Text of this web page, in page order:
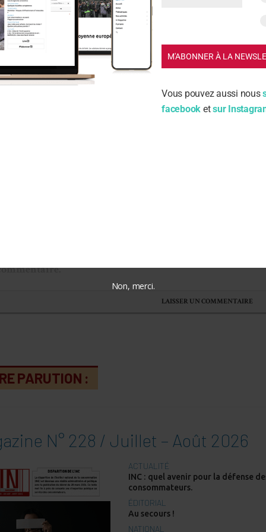
PARUTION :
N° 228 / Juillet – Août 2026
ACTUALITÉ
INC : quel avenir pour la défense
consommateurs.
ÉDITORIAL
Au secours !
NATIONAL
M'ABONNER À LA
Vous pouvez aussi nous
facebook etsur
Non, merci.